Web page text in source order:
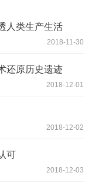
人类生产生活
2018-11-30
还原历史遗迹
2018-12-01
2018-12-02
可
2018-12-03